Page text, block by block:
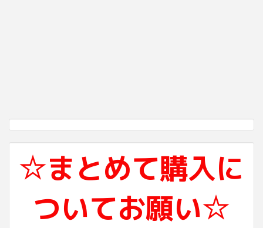
☆まとめて購入に
ついてお願い☆